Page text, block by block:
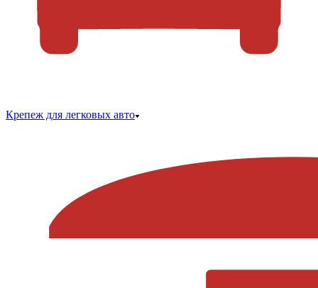
Крепеж для легковых авто